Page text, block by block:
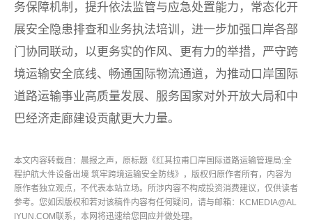
务保障机制，提升依法监管与应急处置能力，常态化开
展安全隐患排查和业务执法培训，进一步加强口岸各部
门协同联动，以更务实的作风、更有力的举措，严守跨
境运输安全底线、畅通国际物流通道，为推动口岸国际
道路运输事业高质量发展、服务国家对外开放大局和中
巴经济走廊建设贡献更大力量。
本文内容转载自：晨报之声，原标题《红其拉甫口岸国际道路运输管理局:全
程护航大件设备出境 筑牢跨境运输安全防线》，版权归原作者所有，内容为
原作者独立观点，不代表本站立场。所涉内容不构成投资消费建议，仅供读者
参考。您如因版权和若对该稿件内容有任何疑问，请与邮箱：KCMEDIA@AL
IYUN.COM联系，本网将迅速给您回应并做处理。